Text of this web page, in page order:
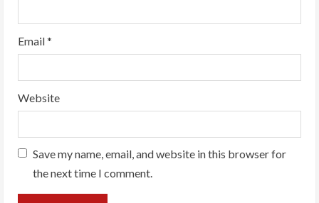
Email*
Website
Save my name, email, and website in this browser for
the next time I comment.